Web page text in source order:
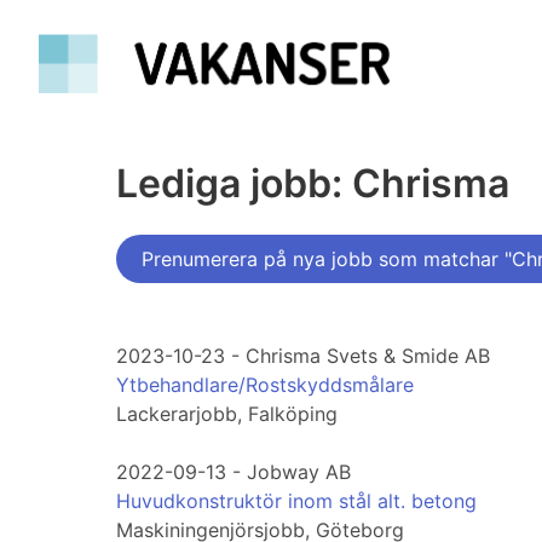
Lediga jobb: Chrisma
Prenumerera på nya jobb som matchar
2023-10-23 - Chrisma Svets & Smide AB
Ytbehandlare/Rostskyddsmålare
Lackerarjobb, Falköping
2022-09-13 - Jobway AB
Huvudkonstruktör inom stål alt. betong
Maskiningenjörsjobb, Göteborg